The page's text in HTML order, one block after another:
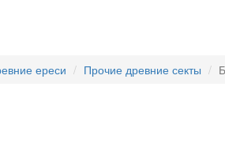
ереси Прочие древние секты